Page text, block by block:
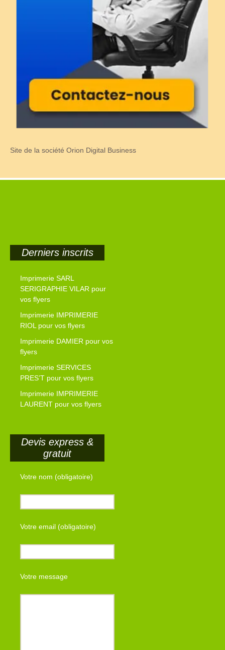
Site de la société Orion Digital Business
Derniers inscrits
Imprimerie SARL
SERIGRAPHIE VILAR pour
vos flyers
Imprimerie IMPRIMERIE
RIOL pour vos flyers
Imprimerie DAMIER pour vos
flyers
Imprimerie SERVICES
PRES’T pour vos flyers
Imprimerie IMPRIMERIE
LAURENT pour vos flyers
Devis express &
gratuit
Votre nom (obligatoire)
Votre email (obligatoire)
Votre message